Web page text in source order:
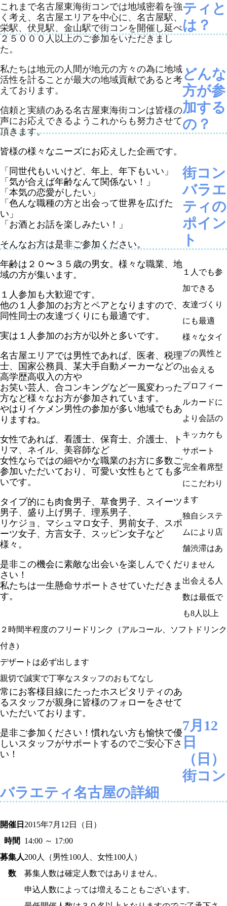
これまで名古屋東海街コンでは地域密着を強
く考え、 名古屋エリアを中心に、名古屋駅、
栄駅、伏見駅、金山駅で街コンを開催し延べ
２５０００人以上のご参加をいただきまし
た。
私たちは地元の人間が地元の方々の為に地域
活性を計ることが最大の地域貢献であると考
えております。
信頼と実績のある名古屋東海街コンは皆様の
声にお応えできるようこれからも努力させて
頂きます。
ティと
は？
皆様の様々なニーズにお応えした企画です。
「同世代もいいけど、年上、年下もいい」
「気が合えば年齢なんて関係ない！」
「本気の恋愛がしたい」
「色んな職種の方と出会って世界を広げた
い」
「お酒とお話を楽しみたい！」
そんなお方は是非ご参加ください。
年齢は２０〜３５歳の男女。様々な職業、地
域の方が集います。
１人参加も大歓迎です。
他の１人参加のお方とペアとなりますので、
同性同士の友達づくりにも最適です。
実は１人参加のお方が以外と多いです。
どんな
方が参
加する
の？
名古屋エリアでは男性であれば、医者、税理
士、国家公務員、某大手自動メーカーなどの
高学歴高収入の方や
お笑い芸人、合コンキングなど一風変わった
方など様々なお方が参加されています。
やはり イケメン男性の参加が多い地域でもあ
りますね。
女性であれば、看護士、保育士、介護士、ト
リマ、ネイル、美容師など
女性ならではの細やかな職業のお方に多数ご
参加いただいており、 可愛い女性もとても多
いです。
タイプ的にも肉食男子、草食男子、スイーツ
男子、盛り上げ男子、理系男子、
リケジョ、マシュマロ女子、男前女子、スポ
ーツ女子、方言女子、スッピン女子など
様々。
是非この機会に素敵な出会いを楽しんでくだ
さい！
私たちは一生懸命サポートさせていただきま
す。
街コン
バラエ
ティの
ポイン
ト
１人でも参
加できる
友達づくり
にも最適
様々なタイ
プの異性と
出会える
プロフィー
ルカードに
より会話の
キッカケも
サポート
完全着席型
にこだわり
ます
独自システ
ムにより店
舗渋滞はあ
りません
出会える人
数は最低で
も8人以上
２時間半程度のフリードリンク（アルコール、ソフトドリンク
付き)
デザートは必ず出します
親切で誠実で丁寧なスタッフのおもてなし
常にお客様目線にたったホスピタリティのあ
るスタッフが親身に皆様のフォローをさせて
いただいております。
是非ご参加ください！慣れない方も愉快で優
しいスタッフがサポートするのでご安心下さ
い！
7月12
日
（日）
街コン
バラエティ名古屋の詳細
開催日 2015年7月12日（日）
時間
14:00 ～ 17:00
募集人
数
200人（男性100人、女性100人）
募集人数は確定人数ではありません。
申込人数によっては増えることもございます。